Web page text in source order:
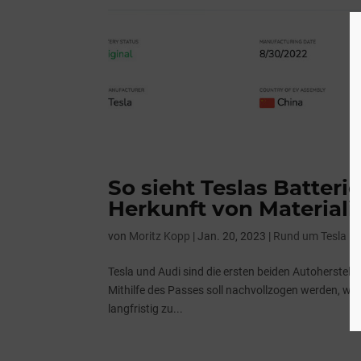
So sieht Teslas
Herkunft von
von Moritz Kopp |Jan. 20, 2023 | Rund um Tesla
Tesla und Audi sind die ersten beiden
Mithilfe des Passes soll nachvollzogen werden,
langfristig zu...